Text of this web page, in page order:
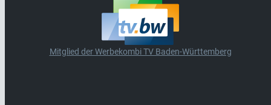
Mitglied der Werbekombi TV Baden-Württemberg